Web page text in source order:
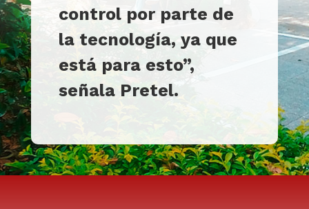
control por parte de
la tecnología, ya que
está para esto”,
señala Pretel.